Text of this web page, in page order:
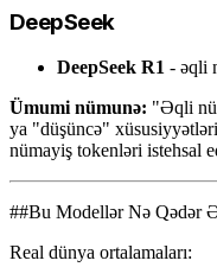
DeepSeek
DeepSeek R1 - əqli
Ümumi nümunə: "Əqli
ya "düşüncə"
nümayiş tokenləri istehsal
##Bu Modellər Nə Qədər
Real dünya ortalamaları: